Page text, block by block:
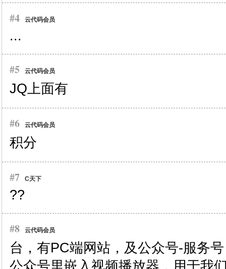
#4 云代码会员
...
#5 云代码会员
JQ上面有
#6 云代码会员
积分
#7 C天下
??
#8 云代码会员
台，有PC端网站，及公众号-服务
公众号里嵌入视频播放器，用于我